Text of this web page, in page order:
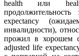
health или
expectancy
инвалидности),
прожил в хорошем
adjusted life